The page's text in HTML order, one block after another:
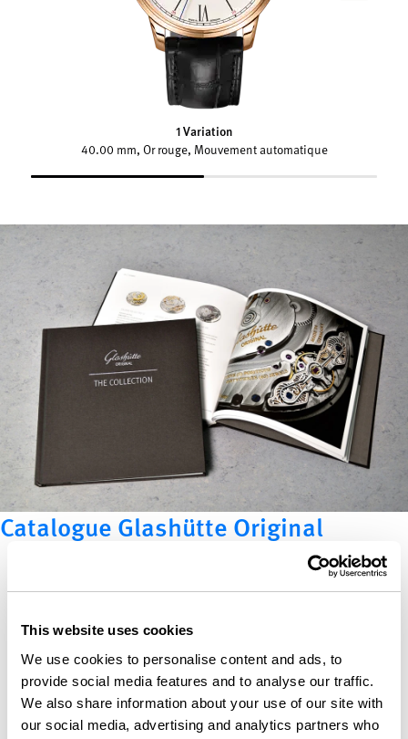
This website uses cookies
We use cookies to personalise content and ads, to
provide social media features and to analyse our traffic.
We also share information about your use of our site with
our social media, advertising and analytics partners who
1 Variation
40.00 mm, Or rouge, Mouvement automatique
Catalogue Glashütte Original